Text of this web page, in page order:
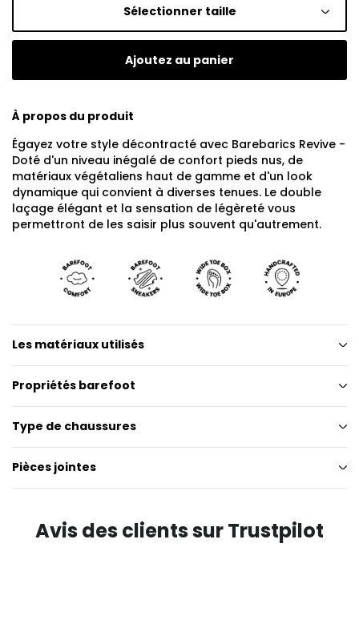
Sélectionner taille
Ajoutez au panier
À propos du produit
Égayez votre style décontracté avec Barebarics Revive -
Doté d'un niveau inégalé de confort pieds nus, de
matériaux végétaliens haut de gamme et d'un look
dynamique qui convient à diverses tenues. Le double
laçage élégant et la sensation de légèreté vous
permettront de les saisir plus souvent qu'autrement.
Les matériaux utilisés
Propriétés barefoot
Type de chaussures
Pièces jointes
Avis des clients sur Trustpilot